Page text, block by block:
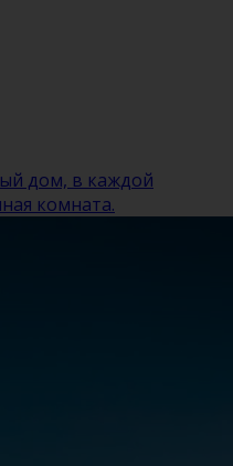
дом, в каждой
комната.